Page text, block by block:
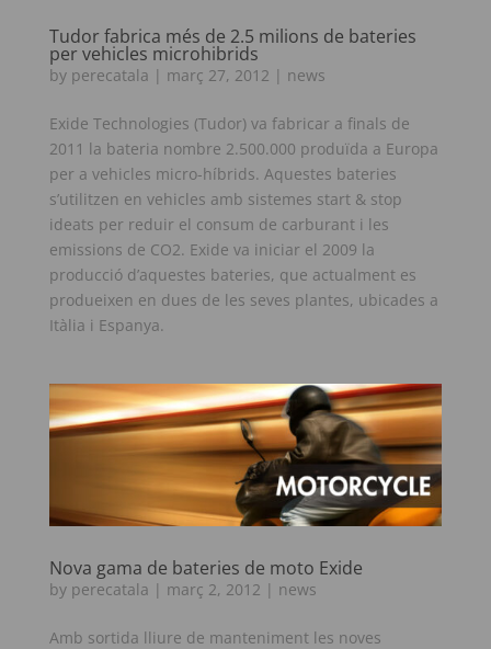
Tudor fabrica més de 2.5 milions de bateries
per vehicles microhibrids
by perecatala | març 27, 2012 | news
Exide Technologies (Tudor) va fabricar a finals de
2011 la bateria nombre 2.500.000 produïda a Europa
per a vehicles micro-híbrids. Aquestes bateries
s’utilitzen en vehicles amb sistemes start & stop
ideats per reduir el consum de carburant i les
emissions de CO2. Exide va iniciar el 2009 la
producció d’aquestes bateries, que actualment es
produeixen en dues de les seves plantes, ubicades a
Itàlia i Espanya.
Nova gama de bateries de moto Exide
by perecatala | març 2, 2012 | news
Amb sortida lliure de manteniment les noves